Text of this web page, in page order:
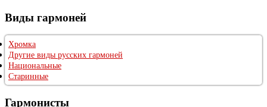
Виды гармоней
Хромка
Другие виды русских гармоней
Национальные
Старинные
Гармонисты